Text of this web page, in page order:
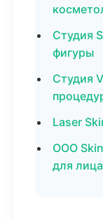
Студия
фигуры
Студия
Laser
ООО
для лица